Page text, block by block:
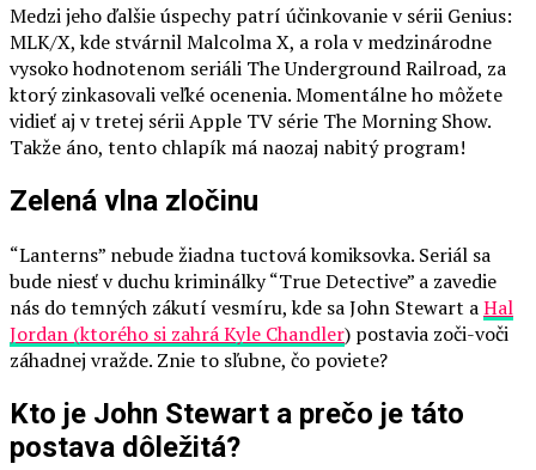
Medzi jeho ďalšie úspechy patrí účinkovanie v sérii Genius:
MLK/X, kde stvárnil Malcolma X, a rola v medzinárodne
vysoko hodnotenom seriáli The Underground Railroad, za
ktorý zinkasovali veľké ocenenia. Momentálne ho môžete
vidieť aj v tretej sérii Apple TV série The Morning Show.
Takže áno, tento chlapík má naozaj nabitý program!
Zelená vlna zločinu
“Lanterns” nebude žiadna tuctová komiksovka. Seriál sa
bude niesť v duchu kriminálky “True Detective” a zavedie
nás do temných zákutí vesmíru, kde sa John Stewart aHal
Jordan (ktorého si zahrá Kyle Chandler) postavia zoči-voči
záhadnej vražde. Znie to sľubne, čo poviete?
Kto je John Stewart a prečo je táto
postava dôležitá?